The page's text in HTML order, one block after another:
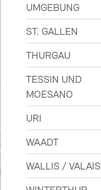
UMGEBUNG
ST. GALLEN
THURGAU
TESSIN UND
MOESANO
URI
WAADT
WALLIS / VALAIS